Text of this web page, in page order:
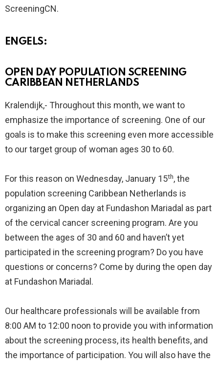
ScreeningCN.
ENGELS:
OPEN DAY POPULATION SCREENING
CARIBBEAN NETHERLANDS
Kralendijk,- Throughout this month, we want to
emphasize the importance of screening. One of our
goals is to make this screening even more accessible
to our target group of woman ages 30 to 60.
For this reason on Wednesday, January 15th, the
population screening Caribbean Netherlands is
organizing an Open day at Fundashon Mariadal as part
of the cervical cancer screening program. Are you
between the ages of 30 and 60 and haven’t yet
participated in the screening program? Do you have
questions or concerns? Come by during the open day
at Fundashon Mariadal.
Our healthcare professionals will be available from
8:00 AM to 12:00 noon to provide you with information
about the screening process, its health benefits, and
the importance of participation. You will also have the